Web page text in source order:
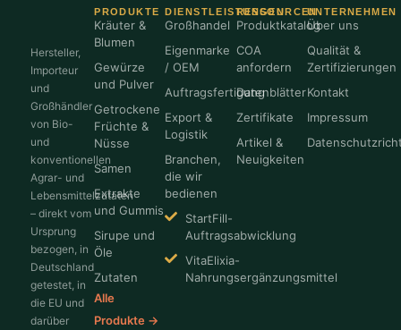
Hersteller,
Importeur
und
Großhändler
von Bio-
und
konventionellen
Agrar- und
Lebensmittelzutaten
– direkt vom
Ursprung
bezogen, in
Deutschland
getestet, in
die EU und
darüber
PRODUKTE
Kräuter &
Blumen
Gewürze
und Pulver
Getrockene
Früchte &
Nüsse
Samen
Extrakte
und Gummis
Sirupe und
Öle
Zutaten
Alle
Produkte →
DIENSTLEISTUNGEN
Großhandel
Eigenmarke
/ OEM
Auftragsfertigung
Export &
Logistik
Branchen,
die wir
bedienen
StartFill-
Auftragsabwicklung
VitaElixia-
Nahrungsergänzungsmittel
RESSOURCEN
Produktkatalog
COA
anfordern
Datenblätter
Zertifikate
Artikel &
Neuigkeiten
UNTERNEHMEN
Über uns
Qualität &
Zertifizierungen
Kontakt
Impressum